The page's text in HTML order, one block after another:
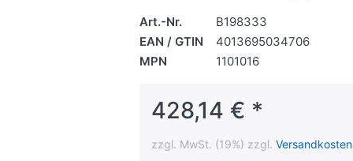
Art.-Nr.
B198333
EAN / GTIN
4013695034706
MPN
1101016
428,14 € *
zzgl. MwSt. (19%) zzgl. Versandkosten